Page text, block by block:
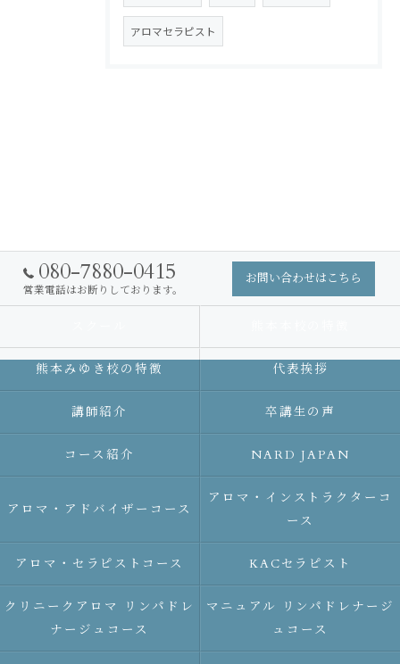
アロマセラピスト
080-7880-0415
営業電話はお断りしております。
お問い合わせはこちら
熊本みゆき校の特徴 代表挨拶
講師紹介 卒講生の声
コース紹介 NARD JAPAN
アロマ・アドバイザーコース
アロマ・インストラクターコ
ース
アロマ・セラピストコース KACセラピスト
クリニークアロマ リンパドレ
ナージュコース
マニュアル リンパドレナージ
ュコース